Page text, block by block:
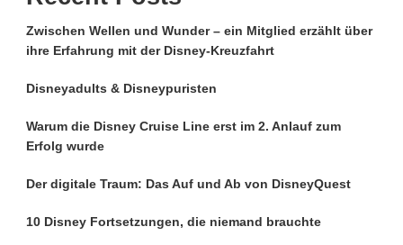
Zwischen Wellen und Wunder – ein Mitglied erzählt über
ihre Erfahrung mit der Disney-Kreuzfahrt
Disneyadults & Disneypuristen
Warum die Disney Cruise Line erst im 2. Anlauf zum
Erfolg wurde
Der digitale Traum: Das Auf und Ab von DisneyQuest
10 Disney Fortsetzungen, die niemand brauchte